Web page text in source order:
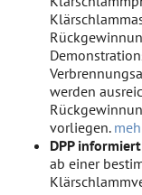
werden
vorliegen.
DPP
ab einer